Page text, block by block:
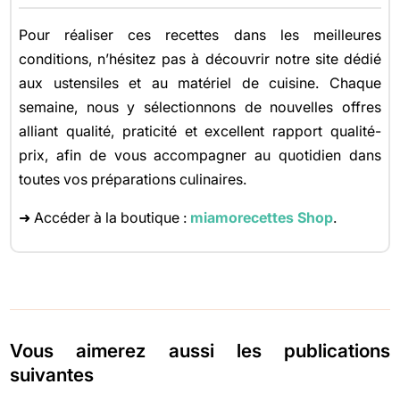
Pour réaliser ces recettes dans les meilleures
conditions, n’hésitez pas à découvrir notre site dédié
aux ustensiles et au matériel de cuisine. Chaque
semaine, nous y sélectionnons de nouvelles offres
alliant qualité, praticité et excellent rapport qualité-
prix, afin de vous accompagner au quotidien dans
toutes vos préparations culinaires.
➜ Accéder à la boutique : miamorecettes Shop.
Vous aimerez aussi les publications
suivantes